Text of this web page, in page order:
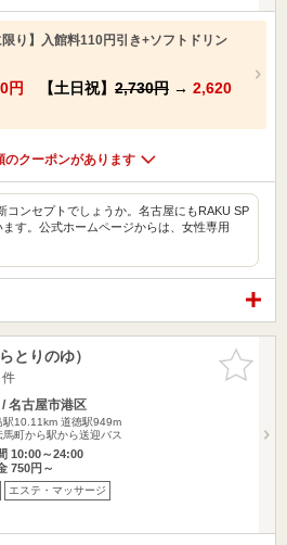
限り】入館料110円引き+ソフトドリン
円 【土日祝】 2,730円 → 2,620
のクーポンがあります
コンセプトでしょうか。名古屋にもRAKU SP
す。公式ホームページからは、女性専用
お気に入
りに追加
とりのゆ）
名古屋市港区
駅10.11km 道徳駅949m
馬町から駅から送迎バス
10:00～24:00
750円～
エステ・マッサージ